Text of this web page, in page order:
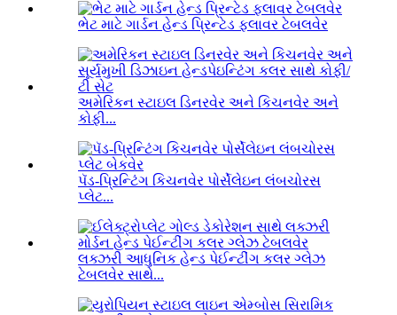
ભેટ માટે ગાર્ડન હેન્ડ પ્રિન્ટેડ ફ્લાવર ટેબલવેર
અમેરિકન સ્ટાઇલ ડિનરવેર અને કિચનવેર અને
કોફી...
પૅડ-પ્રિન્ટિંગ કિચનવેર પોર્સેલેઇન લંબચોરસ
પ્લેટ...
લક્ઝરી આધુનિક હેન્ડ પેઈન્ટીંગ કલર ગ્લેઝ
ટેબલવેર સાથે...